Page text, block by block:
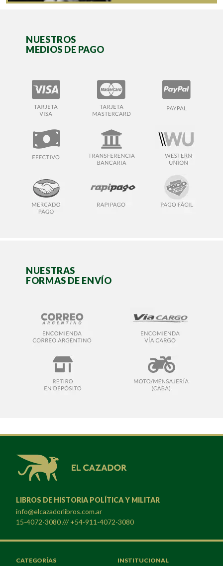
NUESTROS
MEDIOS DE PAGO
NUESTRAS
FORMAS DE ENVÍO
LIBROS DE HISTORIA POLÍTICA Y MILITAR
info@elcazadorlibros.com.ar
15-4072-3080 /// +54-911-4072-3080
CATEGORÍAS INSTITUCIONAL